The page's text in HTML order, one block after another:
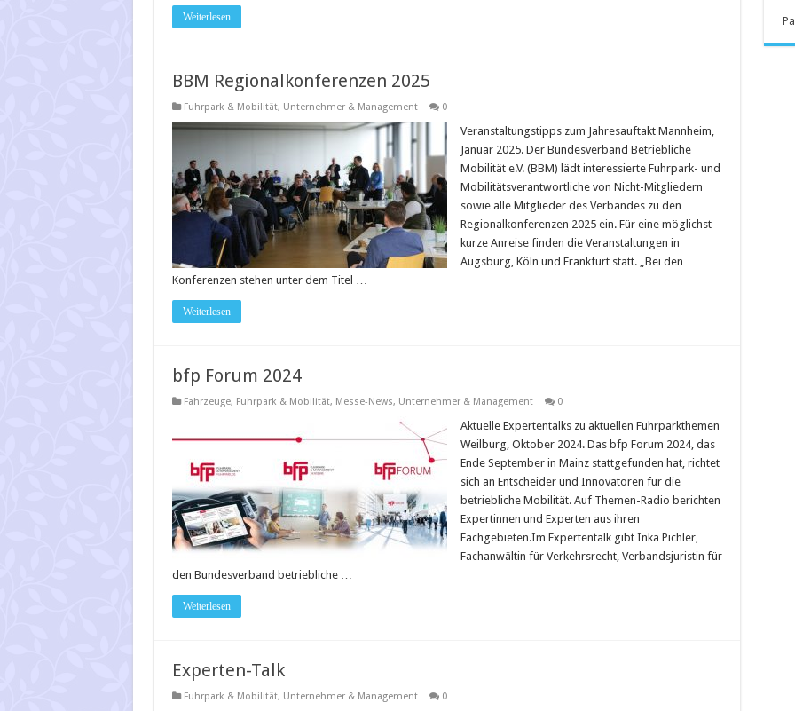
Weiterlesen
BBM Regionalkonferenzen 2025
Fuhrpark & Mobilität, Unternehmer & Management 0
Veranstaltungstipps zum Jahresauftakt Mannheim,
Januar 2025. Der Bundesverband Betriebliche
Mobilität e.V. (BBM) lädt interessierte Fuhrpark- und
Mobilitätsverantwortliche von Nicht-Mitgliedern
sowie alle Mitglieder des Verbandes zu den
Regionalkonferenzen 2025 ein. Für eine möglichst
kurze Anreise finden die Veranstaltungen in
Augsburg, Köln und Frankfurt statt. „Bei den
Konferenzen stehen unter dem Titel …
Weiterlesen
bfp Forum 2024
Fahrzeuge, Fuhrpark & Mobilität, Messe-News, Unternehmer & Management 0
Aktuelle Expertentalks zu aktuellen Fuhrparkthemen
Weilburg, Oktober 2024. Das bfp Forum 2024, das
Ende September in Mainz stattgefunden hat, richtet
sich an Entscheider und Innovatoren für die
betriebliche Mobilität. Auf Themen-Radio berichten
Expertinnen und Experten aus ihren
Fachgebieten.Im Expertentalk gibt Inka Pichler,
Fachanwältin für Verkehrsrecht, Verbandsjuristin für
den Bundesverband betriebliche …
Weiterlesen
Experten-Talk
Fuhrpark & Mobilität, Unternehmer & Management 0